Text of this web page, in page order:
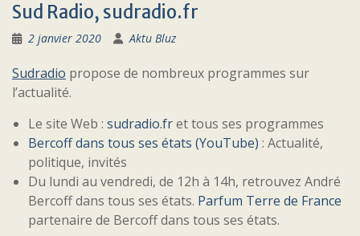
Sud Radio, sudradio.fr
2 janvier 2020 Aktu Bluz
Sudradio propose de nombreux programmes sur
l’actualité.
Le site Web : sudradio.fret tous ses programmes
Bercoff dans tous ses états (YouTube) : Actualité,
politique, invités
Du lundi au vendredi, de 12h à 14h, retrouvez André
Bercoff dans tous ses états. Parfum Terre de France
partenaire de Bercoff dans tous ses états.